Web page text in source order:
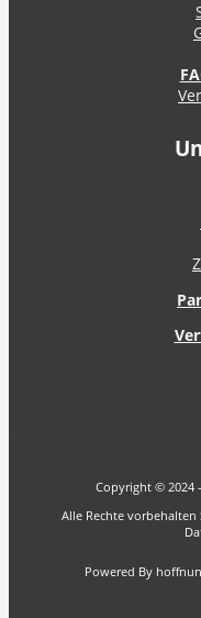
Copyright © 2024
Alle Rechte
Powered By